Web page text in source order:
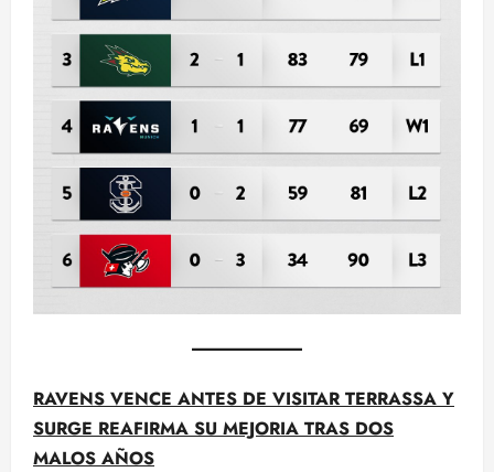
RAVENS VENCE ANTES DE VISITAR TERRASSA Y
SURGE REAFIRMA SU MEJORIA TRAS DOS
MALOS AÑOS